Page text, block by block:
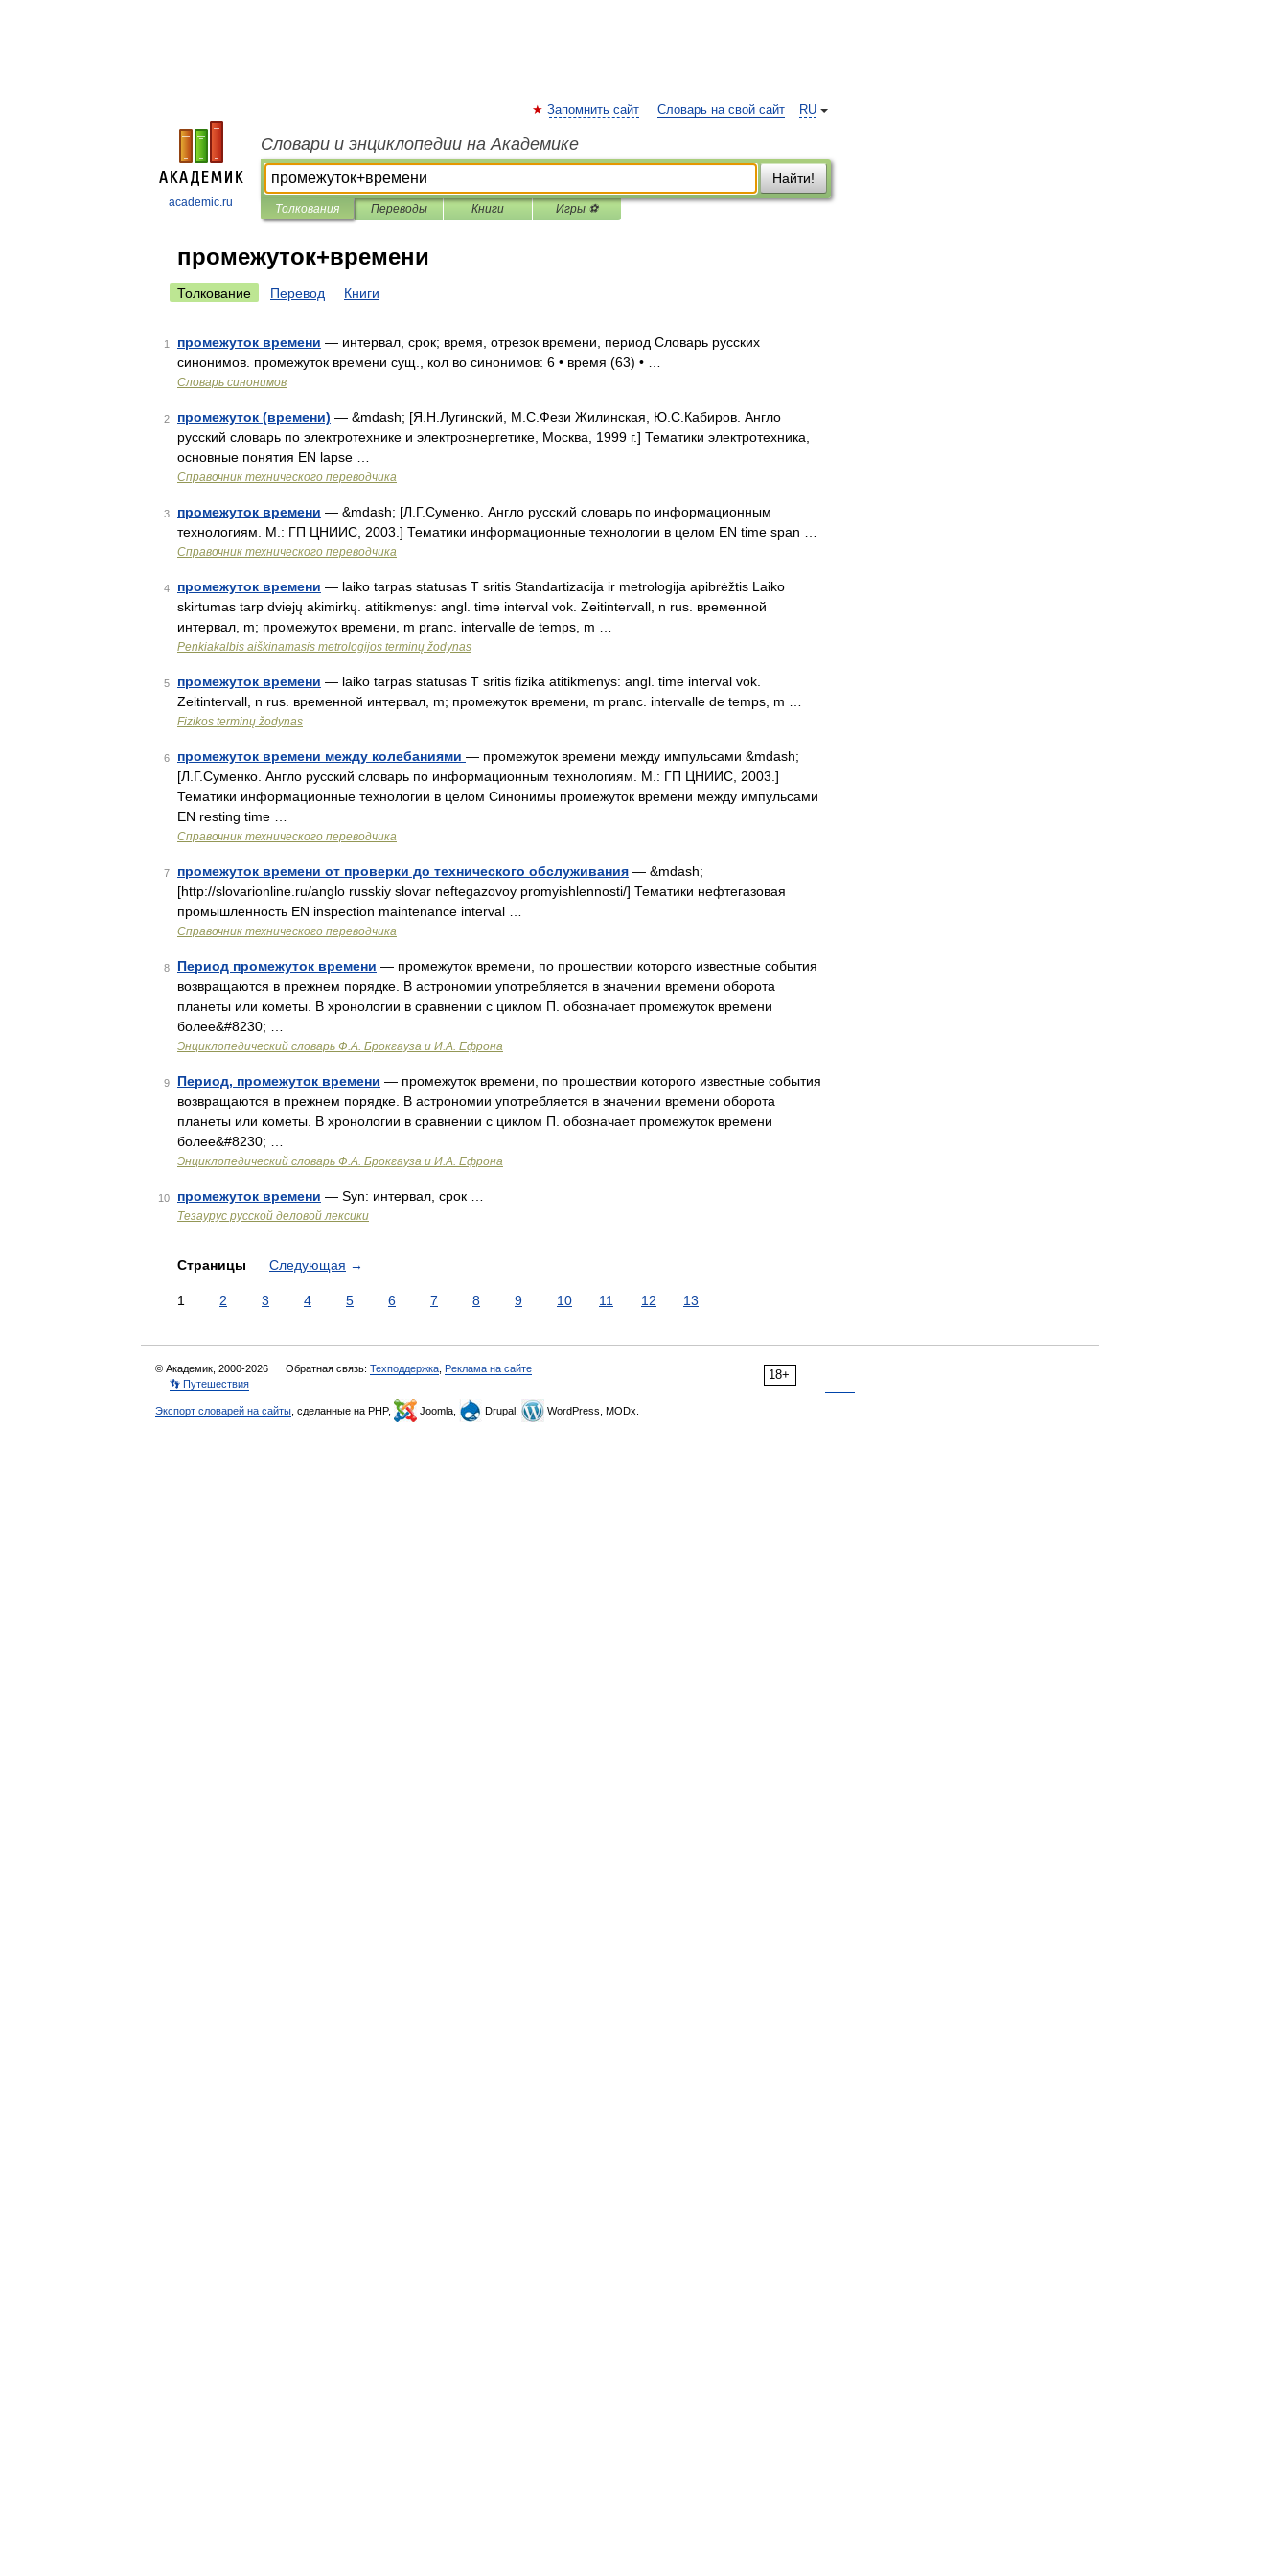
academic.ru
RU
Запомнить сайт Словарь на свой сайт
Словари и энциклопедии на Академике
Найти!
Толкования Переводы Книги Игры ⚽
промежуток+времени
Толкование Перевод Книги
1 промежуток времени — интервал, срок; время, отрезок времени, период Словарь русских
синонимов. промежуток времени сущ., кол во синонимов: 6 • время (63) • …
Словарь синонимов
2 промежуток (времени) — &mdash; [Я.Н.Лугинский, М.С.Фези Жилинская, Ю.С.Кабиров. Англо
русский словарь по электротехнике и электроэнергетике, Москва, 1999 г.] Тематики электротехника,
основные понятия EN lapse …
Справочник технического переводчика
3 промежуток времени — &mdash; [Л.Г.Суменко. Англо русский словарь по информационным
технологиям. М.: ГП ЦНИИС, 2003.] Тематики информационные технологии в целом EN time span …
Справочник технического переводчика
4 промежуток времени — laiko tarpas statusas T sritis Standartizacija ir metrologija apibrėžtis Laiko
skirtumas tarp dviejų akimirkų. atitikmenys: angl. time interval vok. Zeitintervall, n rus. временной
интервал, m; промежуток времени, m pranc. intervalle de temps, m …
Penkiakalbis aiškinamasis metrologijos terminų žodynas
5 промежуток времени — laiko tarpas statusas T sritis fizika atitikmenys: angl. time interval vok.
Zeitintervall, n rus. временной интервал, m; промежуток времени, m pranc. intervalle de temps, m …
Fizikos terminų žodynas
6 промежуток времени между колебаниями — промежуток времени между импульсами &mdash;
[Л.Г.Суменко. Англо русский словарь по информационным технологиям. М.: ГП ЦНИИС, 2003.]
Тематики информационные технологии в целом Синонимы промежуток времени между импульсами
EN resting time …
Справочник технического переводчика
7 промежуток времени от проверки до технического обслуживания — &mdash;
[http://slovarionline.ru/anglo russkiy slovar neftegazovoy promyishlennosti/] Тематики нефтегазовая
промышленность EN inspection maintenance interval …
Справочник технического переводчика
8 Период промежуток времени — промежуток времени, по прошествии которого известные события
возвращаются в прежнем порядке. В астрономии употребляется в значении времени оборота
планеты или кометы. В хронологии в сравнении с циклом П. обозначает промежуток времени
более&#8230; …
Энциклопедический словарь Ф.А. Брокгауза и И.А. Ефрона
9 Период, промежуток времени — промежуток времени, по прошествии которого известные события
возвращаются в прежнем порядке. В астрономии употребляется в значении времени оборота
планеты или кометы. В хронологии в сравнении с циклом П. обозначает промежуток времени
более&#8230; …
Энциклопедический словарь Ф.А. Брокгауза и И.А. Ефрона
10 промежуток времени — Syn: интервал, срок …
Тезаурус русской деловой лексики
Страницы Следующая →
1 2 3 4 5 6 7 8 9 10 11 12 13
18+
© Академик, 2000-2026 Обратная связь: Техподдержка Реклама на сайте
👣 Путешествия
Экспорт словарей на сайты , сделанные на PHP, Joomla, Drupal, WordPress, MODx.